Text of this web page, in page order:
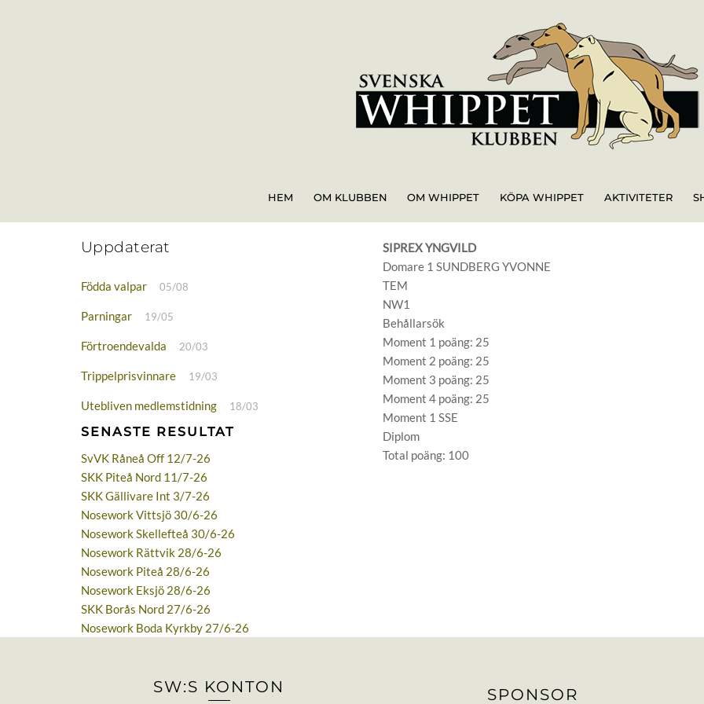
HEM OM KLUBBEN OM WHIPPET KÖPA WHIPPET AKTIVITETER
Uppdaterat
Födda valpar 05/08
Parningar 19/05
Förtroendevalda 20/03
Trippelprisvinnare 19/03
Utebliven medlemstidning 18/03
SENASTE RESULTAT
SvVK Råneå Off 12/7-26
SKK Piteå Nord 11/7-26
SKK Gällivare Int 3/7-26
Nosework Vittsjö 30/6-26
Nosework Skellefteå 30/6-26
Nosework Rättvik 28/6-26
Nosework Piteå 28/6-26
Nosework Eksjö 28/6-26
SKK Borås Nord 27/6-26
Nosework Boda Kyrkby 27/6-26
SIPREX YNGVILD
Domare 1 SUNDBERG YVONNE
TEM
NW1
Behållarsök
Moment 1 poäng: 25
Moment 2 poäng: 25
Moment 3 poäng: 25
Moment 4 poäng: 25
Moment 1 SSE
Diplom
Total poäng: 100
SW:S KONTON SPONSOR